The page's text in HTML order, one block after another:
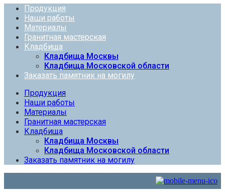
Продукция
Наши работы
Материалы
Гранитная мастерская
Кладбища
Кладбища Москвы
Кладбища Московской области
Заказать памятник на могилу
Продукция
Наши работы
Материалы
Гранитная мастерская
Кладбища
Кладбища Москвы
Кладбища Московской области
Заказать памятник на могилу